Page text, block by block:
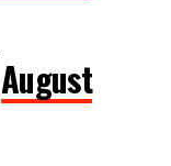
August